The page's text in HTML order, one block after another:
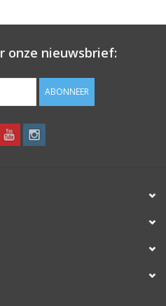
onze nieuwsbrief:
ABONNEER